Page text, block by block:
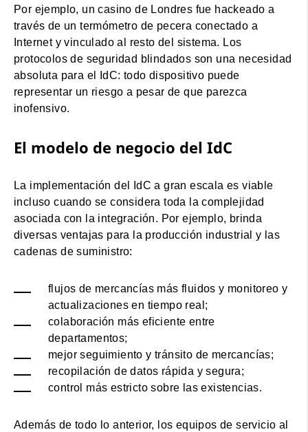
Por ejemplo, un casino de Londres fue hackeado a
través de un termómetro de pecera conectado a
Internet y vinculado al resto del sistema. Los
protocolos de seguridad blindados son una necesidad
absoluta para el IdC: todo dispositivo puede
representar un riesgo a pesar de que parezca
inofensivo.
El modelo de negocio del IdC
La implementación del IdC a gran escala es viable
incluso cuando se considera toda la complejidad
asociada con la integración. Por ejemplo, brinda
diversas ventajas para la producción industrial y las
cadenas de suministro:
flujos de mercancías más fluidos y monitoreo y
actualizaciones en tiempo real;
colaboración más eficiente entre
departamentos;
mejor seguimiento y tránsito de mercancías;
recopilación de datos rápida y segura;
control más estricto sobre las existencias.
Además de todo lo anterior, los equipos de servicio al